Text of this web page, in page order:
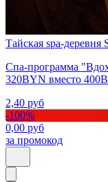
Тайская spa-деревня
Спа-программа
320BYN вместо
2,40 руб
-100%
0,00 руб
за промокод